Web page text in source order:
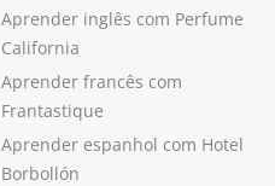
Aprender inglês com Perfume
California
Aprender francês com
Frantastique
Aprender espanhol com Hotel
Borbollón